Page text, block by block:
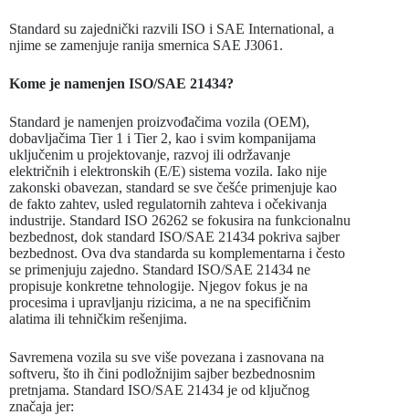
Standard su zajednički razvili ISO i SAE International, a
njime se zamenjuje ranija smernica SAE J3061.
Kome je namenjen ISO/SAE 21434?
Standard je namenjen proizvođačima vozila (OEM),
dobavljačima Tier 1 i Tier 2, kao i svim kompanijama
uključenim u projektovanje, razvoj ili održavanje
električnih i elektronskih (E/E) sistema vozila. Iako nije
zakonski obavezan, standard se sve češće primenjuje kao
de fakto zahtev, usled regulatornih zahteva i očekivanja
industrije. Standard ISO 26262 se fokusira na funkcionalnu
bezbednost, dok standard ISO/SAE 21434 pokriva sajber
bezbednost. Ova dva standarda su komplementarna i često
se primenjuju zajedno. Standard ISO/SAE 21434 ne
propisuje konkretne tehnologije. Njegov fokus je na
procesima i upravljanju rizicima, a ne na specifičnim
alatima ili tehničkim rešenjima.
Savremena vozila su sve više povezana i zasnovana na
softveru, što ih čini podložnijim sajber bezbednosnim
pretnjama. Standard ISO/SAE 21434 je od ključnog
značaja jer: